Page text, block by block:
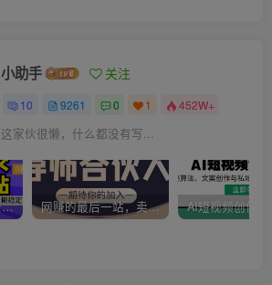
小助手 关注
10 9261 0 1 452W+
这家伙很懒，什么都没有写...
【全自动成交虚拟资源站】站长唯一陪跑项目！月入10W+~长期稳定~ 网赚的最后一站，卖项目！做网赚顶级猎食者~